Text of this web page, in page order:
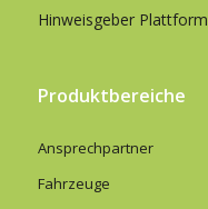
Hinweisgeber Plattform
Produktbereiche
Ansprechpartner
Fahrzeuge